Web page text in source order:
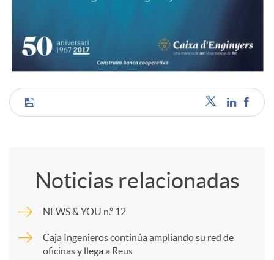
C
p
Noticias relacionadas
NEWS & YOU n.º 12
Caja Ingenieros continúa ampliando su red de
oficinas y llega a Reus